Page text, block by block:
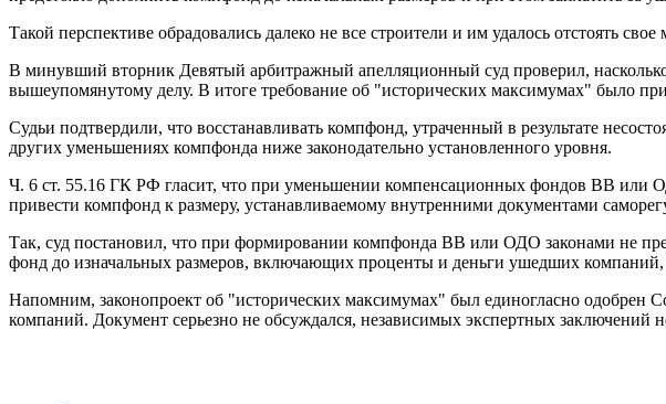
Такой перспективе обрадовались далеко не все строители и им удалось отстоять
В минувший вторник Девятый арбитражный апелляционный суд проверил,
вышеупомянутому делу. В итоге требование об "исторических максимумах" было
Судьи подтвердили, что восстанавливать компфонд, утраченный в результате
других уменьшениях компфонда ниже законодательно установленного уровня.
Ч. 6 ст. 55.16 ГК РФ гласит, что при уменьшении компенсационных фондов ВВ или
привести компфонд к размеру, устанавливаемому внутренними документами
Так, суд постановил, что при формировании компфонда ВВ или ОДО законами не
фонд до изначальных размеров, включающих проценты и деньги ушедших компаний,
Напомним, законопроект об "исторических максимумах" был единогласно одобрен
компаний. Документ серьезно не обсуждался, независимых экспертных заключений